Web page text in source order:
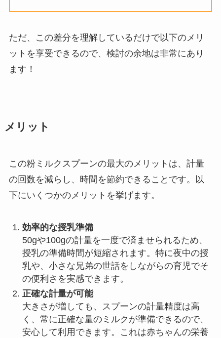
ただ、この差分を理解しているだけで以下のメリ
ットを享受できるので、検討の余地は非常にあり
ます！
メリット
この粉ミルクスプーンの最大のメリットは、計量
の回数を減らし、時間を節約できることです。以
下にいくつかのメリットを挙げます。
効率的な授乳準備
50gや100gの計量を一度で済ませられるため、
授乳の準備時間が短縮されます。特に夜中の授
乳や、小さな兄弟の世話をしながらの育児でそ
の便利さを実感できます。
正確な計量が可能
大きさが増しても、スプーンの計量精度は高
く、常に正確な量のミルクが準備できるので、
安心して利用できます。これは赤ちゃんの栄養